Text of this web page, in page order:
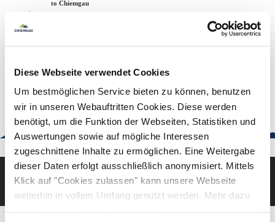
Diese Webseite verwendet Cookies
Um bestmöglichen Service bieten zu können, benutzen
wir in unseren Webauftritten Cookies. Diese werden
benötigt, um die Funktion der Webseiten, Statistiken und
Auswertungen sowie auf mögliche Interessen
zugeschnittene Inhalte zu ermöglichen. Eine Weitergabe
dieser Daten erfolgt ausschließlich anonymisiert. Mittels
Klick auf "Cookies zulassen" kann unsere Webseite
weiterhin in vollem Umfang genutzt werden. Mehr dazu
steht in unserer Datenschutzerklärung.
Back to the home page
Welcome to Chiemgau
urlaub@chiemgau.bayern
+49 (861) 988 231-20
Good to know
Deutsch English